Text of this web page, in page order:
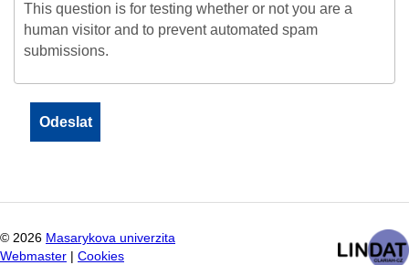
This question is for testing whether or not you are a
human visitor and to prevent automated spam
submissions.
© 2026 Masarykova univerzita
Webmaster
Cookies